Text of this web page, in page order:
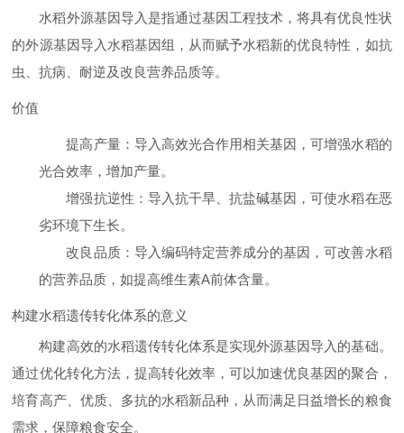
水稻外源基因导入是指通过基因工程技术，将具有优良性状
的外源基因导入水稻基因组，从而赋予水稻新的优良特性，如抗
虫、抗病、耐逆及改良营养品质等。
价值
提高产量：导入高效光合作用相关基因，可增强水稻的
光合效率，增加产量。
增强抗逆性 ：导入抗干旱、抗盐碱基因，可使水稻在恶
劣环境下生长。
改良品质：导入编码特定营养成分的基因，可改善水稻
的营养品质，如提高维生素A前体含量。
构建水稻遗传转化体系的意义
构建高效的水稻遗传转化体系是实现外源基因导入的基础。
通过优化转化方法，提高转化效率，可以加速优良基因的聚合，
培育高产、优质、多抗的水稻新品种，从而满足日益增长的粮食
需求，保障粮食安全。